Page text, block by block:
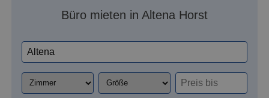
Büro mieten in Altena Horst